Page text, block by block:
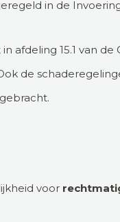
in de
15.1 van de
de
voor